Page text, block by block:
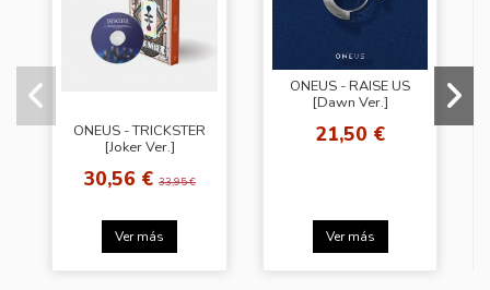
ONEUS - TRICKSTER
[Joker Ver.]
30,56 €33,95 €
Ver más
ONEUS - RAISE US
[Dawn Ver.]
21,50 €
Ver más